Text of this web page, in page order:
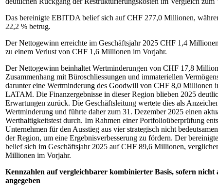
Das bereinigte EBITDA belief sich auf CHF 277,0 Millionen,
22,2 % betrug.
Der Nettogewinn erreichte im Geschäftsjahr 2025 CHF 1,4
zu einem Verlust von CHF 1,6 Millionen im Vorjahr.
Der Nettogewinn beinhaltet Wertminderungen von CHF 17,8
Zusammenhang mit Büroschliessungen und immateriellen
darunter eine Wertminderung des Goodwill von CHF 8,0 Millionen
LATAM. Die Finanzergebnisse in dieser Region blieben 2025
Erwartungen zurück. Die Geschäftsleitung wertete dies als
Wertminderung und führte daher zum 31. Dezember 2025 einen
Werthaltigkeitstest durch. Im Rahmen einer Portfolioüberprüfung
Unternehmen für den Ausstieg aus vier strategisch nicht
der Region, um eine Ergebnisverbesserung zu fördern. Der
belief sich im Geschäftsjahr 2025 auf CHF 89,6 Millionen,
Millionen im Vorjahr.
Kennzahlen auf vergleichbarer kombinierter Basis, sofern nicht
angegeben